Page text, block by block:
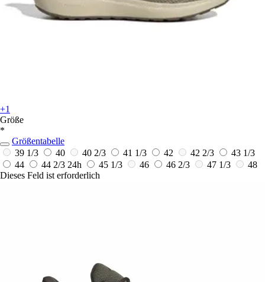
+1
Größe
*
Größentabelle
39 1/3
40 40 2/3 41 1/3 42 42 2/3
43 1/3
44
44 2/3 24h 45 1/3 46 46 2/3 47 1/3
48
Dieses Feld ist erforderlich